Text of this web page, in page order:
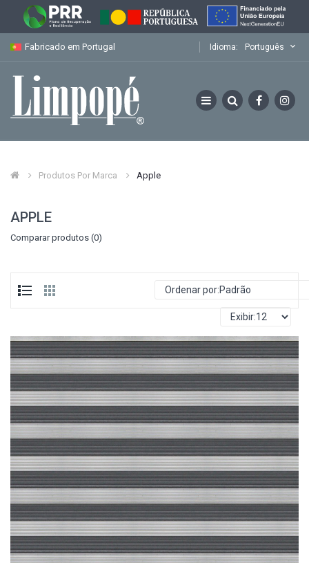
Fabricado em Portugal Idioma: Português
Produtos Por Marca Apple
APPLE
Comparar produtos (0)